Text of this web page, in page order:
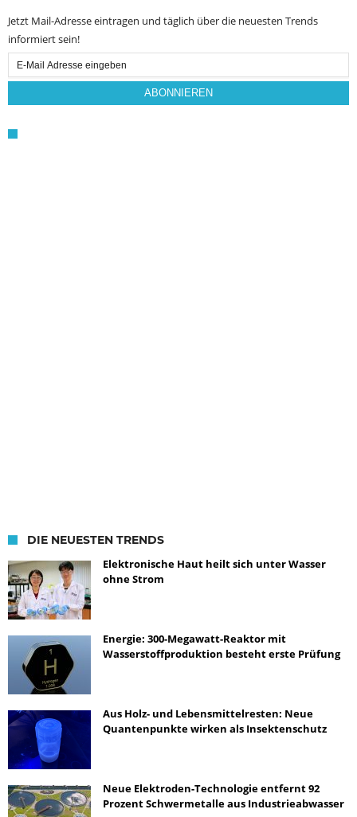
Jetzt Mail-Adresse eintragen und täglich über die neuesten Trends
informiert sein!
Email
Subscription
ABONNIEREN
DIE NEUESTEN TRENDS
Elektronische Haut heilt sich unter Wasser
ohne Strom
Energie: 300-Megawatt-Reaktor mit
Wasserstoffproduktion besteht erste Prüfung
Aus Holz- und Lebensmittelresten: Neue
Quantenpunkte wirken als Insektenschutz
Neue Elektroden-Technologie entfernt 92
Prozent Schwermetalle aus Industrieabwasser